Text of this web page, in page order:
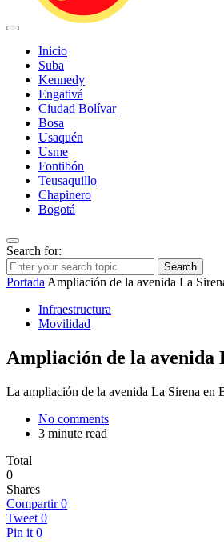
Inicio
Suba
Kennedy
Engativá
Ciudad Bolívar
Bosa
Usaquén
Usme
Fontibón
Teusaquillo
Chapinero
Bogotá
Search for:
Search
Portada Ampliación de la avenida La
Infraestructura
Movilidad
Ampliación de la avenida
La ampliación de la avenida La Sirena en
No comments
3 minute read
Total
0
Shares
Compartir 0
Tweet 0
Pin it 0